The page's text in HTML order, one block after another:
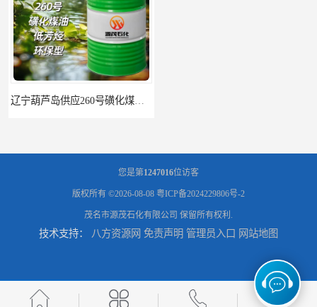
您是第1247016位访客
版权所有 ©2026-08-08 粤ICP备2024229806号-2
茂名市源茂石化有限公司 保留所有权利.
技术支持： 八方资源网 免责声明 管理员入口 网站地图